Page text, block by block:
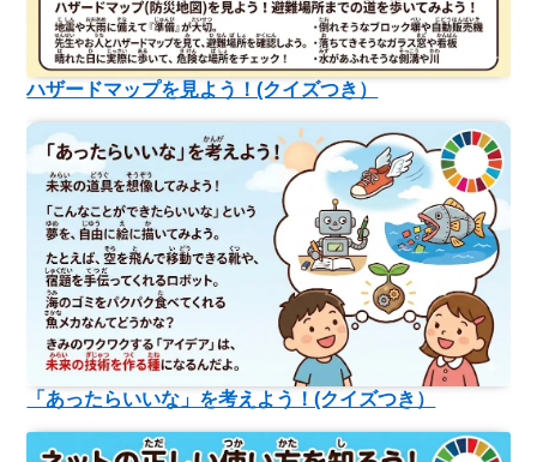
ハザードマップを見よう！(クイズつき）
「あったらいいな」を考えよう！(クイズつき）